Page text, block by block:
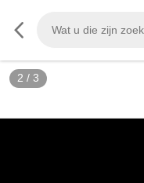
3 / 3